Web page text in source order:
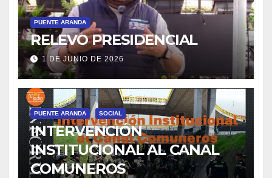
PUENTE ARANDA
RELEVO PRESIDENCIAL
1 DE JUNIO DE 2026
PUENTE ARANDA SOCIAL
INTERVENCIÓN
INSTITUCIONAL AL CANAL
COMUNEROS